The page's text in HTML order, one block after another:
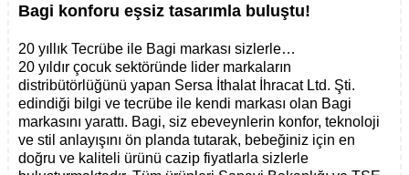
Bagi konforu eşsiz tasarımla buluştu!
20 yıllık Tecrübe ile Bagi markası sizlerle…
20 yıldır çocuk sektöründe lider markaların
distribütörlüğünü yapan Sersa İthalat İhracat Ltd. Şti.
edindiği bilgi ve tecrübe ile kendi markası olan Bagi
markasını yarattı. Bagi, siz ebeveynlerin konfor, teknoloji
ve stil anlayışını ön planda tutarak, bebeğiniz için en
doğru ve kaliteli ürünü cazip fiyatlarla sizlerle